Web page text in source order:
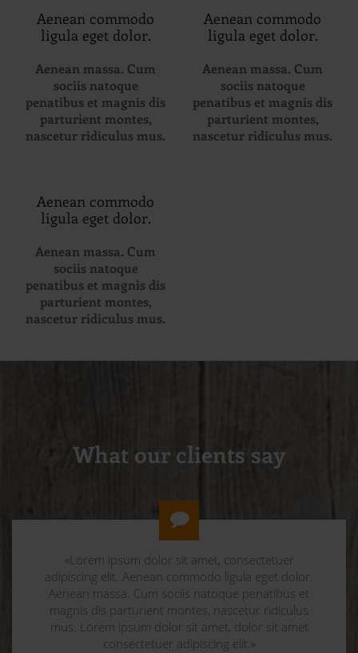
Aenean commodo
ligula eget dolor.
Aenean massa. Cum
sociis natoque
penatibus et magnis dis
parturient montes,
nascetur ridiculus mus.
Aenean commodo
ligula eget dolor.
Aenean massa. Cum
sociis natoque
penatibus et magnis dis
parturient montes,
nascetur ridiculus mus.
Aenean commodo
ligula eget dolor.
Aenean massa. Cum
sociis natoque
penatibus et magnis dis
parturient montes,
nascetur ridiculus mus.
What our clients say
«Lorem ipsum dolor sit amet, consectetuer
adipiscing elit. Aenean commodo ligula eget dolor.
Aenean massa. Cum sociis natoque penatibus et
magnis dis parturient montes, nascetur ridiculus
mus. Lorem ipsum dolor sit amet, dolor sit amet
consectetuer adipiscing elit.»